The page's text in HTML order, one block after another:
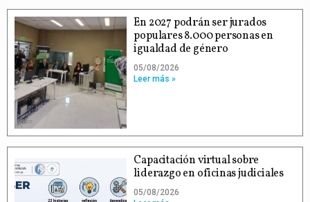
En 2027 podrán ser jurados
populares 8.000 personas en
igualdad de género
05/08/2026
Leer más »
Capacitación virtual sobre
liderazgo en oficinas judiciales
05/08/2026